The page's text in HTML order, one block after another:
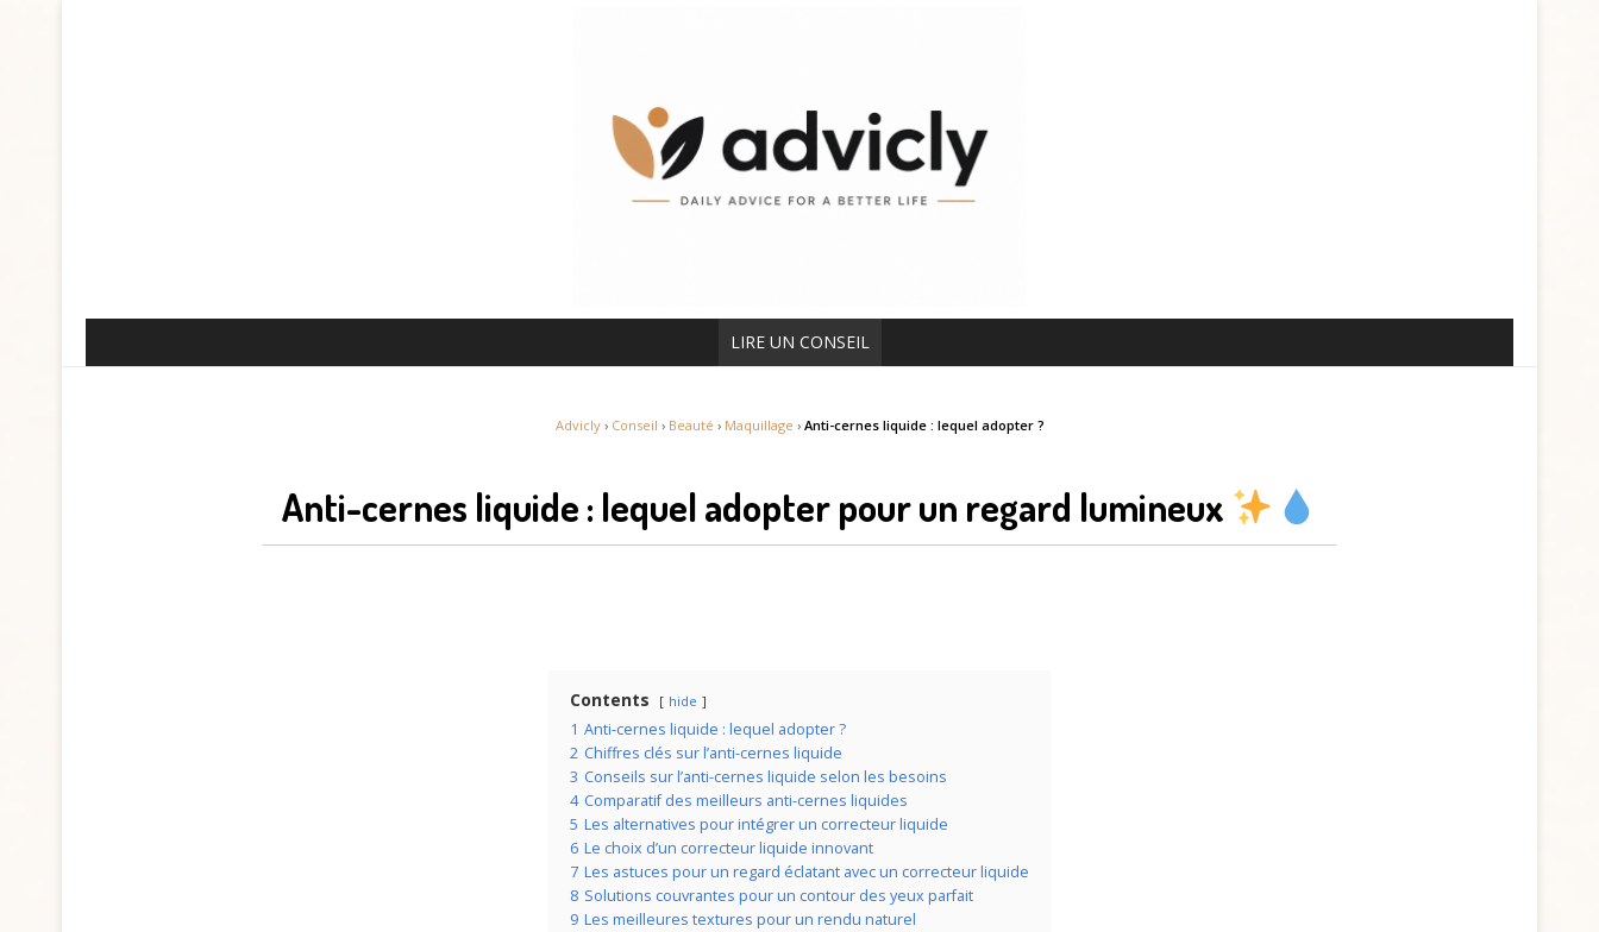
LIRE UN CONSEIL
Advicly› Conseil › Beauté › Maquillage › Anti-cernes liquide : lequel adopter ?
Anti-cernes liquide : lequel adopter pour un regard lumineux
Contents hide
1 Anti-cernes liquide : lequel adopter ?
2 Chiffres clés sur l’anti-cernes liquide
3 Conseils sur l’anti-cernes liquide selon les besoins
4 Comparatif des meilleurs anti-cernes liquides
5 Les alternatives pour intégrer un correcteur liquide
6 Le choix d’un correcteur liquide innovant
7 Les astuces pour un regard éclatant avec un correcteur liquide
8 Solutions couvrantes pour un contour des yeux parfait
9 Les meilleures textures pour un rendu naturel